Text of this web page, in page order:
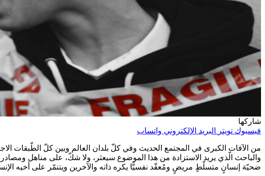
شاركها
فيسبوك تويتر البريد الإلكتروني واتساب
من الآفات الكبرى في المجتمع الحديث وفي كلّ بلدان العالم وبين كلّ الطّبقات
والباحث الّذي يريد الاستزادة من هذا الموضوع سيعثر، ولا شكّ، على مناهل
ضحيّة إنسانٍ متسلّطٍ مريضٍ ومُعقّد نفسيًّا يكره ذاته والآخرين ويتنمّر على أخيه